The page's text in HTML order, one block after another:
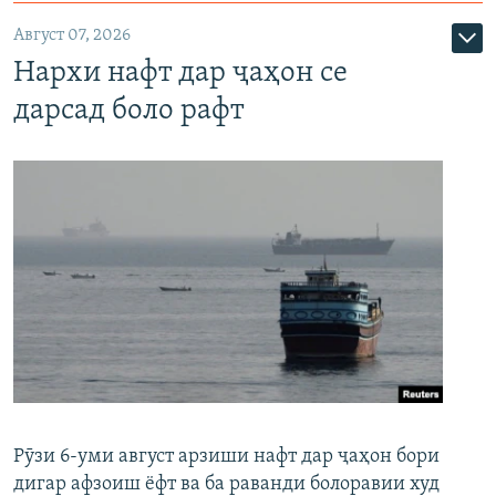
Август 07, 2026
Нархи нафт дар ҷаҳон се
дарсад боло рафт
Рӯзи 6-уми август арзиши нафт дар ҷаҳон бори
дигар афзоиш ёфт ва ба раванди болоравии худ